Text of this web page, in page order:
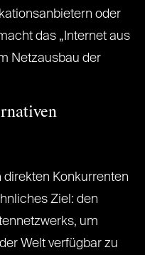
oder
das „Internet aus
Netzausbau der
Konkurrenten
Ziel: den
um
Welt verfügbar zu